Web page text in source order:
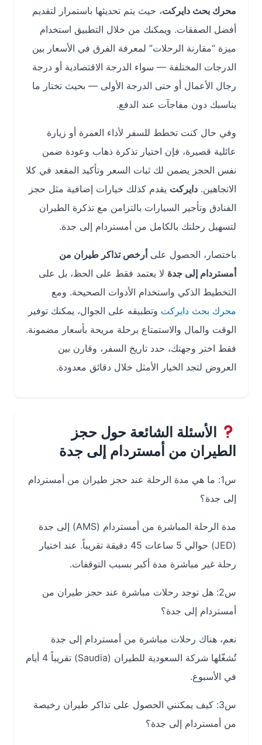
محرك بحث دايركت، حيث يتم تحديثها باستمرار لتقديم
أفضل الصفقات. ويمكنك من خلال التطبيق استخدام
ميزة “مقارنة الرحلات” لمعرفة الفرق في الأسعار بين
الدرجات المختلفة — سواء الدرجة الاقتصادية أو درجة
رجال الأعمال أو حتى الدرجة الأولى — بحيث تختار ما
يناسبك دون مفاجآت عند الدفع.
وفي حال كنت تخطط للسفر لأداء العمرة أو زيارة
عائلية قصيرة، فإن اختيار تذكرة ذهاب وعودة ضمن
نفس الحجز يضمن لك ثبات السعر وتأكيد المقعد في كلا
الاتجاهين.دايركتيقدم كذلك خيارات إضافية مثل حجز
الفنادق وتأجير السيارات بالتزامن مع تذكرة الطيران
لتسهيل رحلتك بالكامل من أمستردام إلى جدة.
باختصار، الحصول علىأرخص تذاكر طيران من
أمستردام إلى جدةلا يعتمد فقط على الحظ، بل على
التخطيط الذكي واستخدام الأدوات الصحيحة. ومع
محرك بحث دايركتوتطبيقه على الجوال، يمكنك توفير
الوقت والمال والاستمتاع برحلة مريحة بأسعار مضمونة.
فقط اختر وجهتك، حدد تاريخ السفر، وقارن بين
العروض لتجد الخيار الأمثل خلال دقائق معدودة.
الأسئلة الشائعة حول حجز
الطيران من أمستردام إلى جدة
س1: ما هي مدة الرحلة عند حجز طيران من أمستردام
إلى جدة؟
مدة الرحلة المباشرة من أمستردام (AMS) إلى جدة
(JED) حوالي 5 ساعات 45 دقيقة تقريباً. عند اختيار
رحلة غير مباشرة مدة أكبر بسبب التوقفات.
س2: هل توجد رحلات مباشرة عند حجز طيران من
أمستردام إلى جدة؟
نعم، هناك رحلات مباشرة من أمستردام إلى جدة
تُشغّلها شركة السعودية للطيران (Saudia) تقريباً 4 أيام
في الأسبوع.
س3: كيف يمكنني الحصول على تذاكر طيران رخيصة
من أمستردام إلى جدة؟